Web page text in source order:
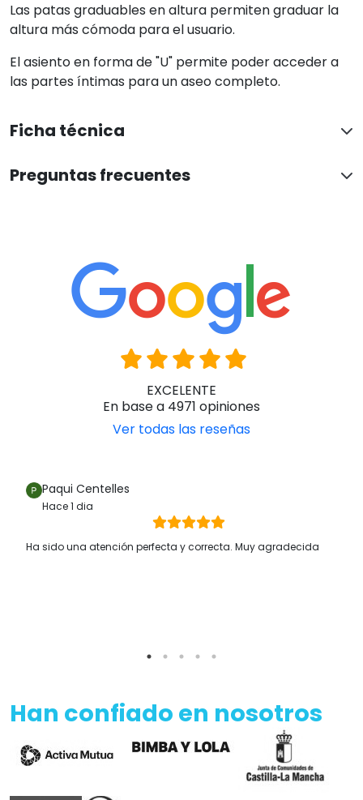
Las patas graduables en altura permiten graduar la
altura más cómoda para el usuario.
El asiento en forma de "U" permite poder acceder a
las partes íntimas para un aseo completo.
Ficha técnica
Preguntas frecuentes
EXCELENTE
En base a 4971 opiniones
Ver todas las reseñas
Paqui Centelles
Hace 1 dia
Ha sido una atención perfecta y correcta. Muy agradecida
Han confiado en nosotros